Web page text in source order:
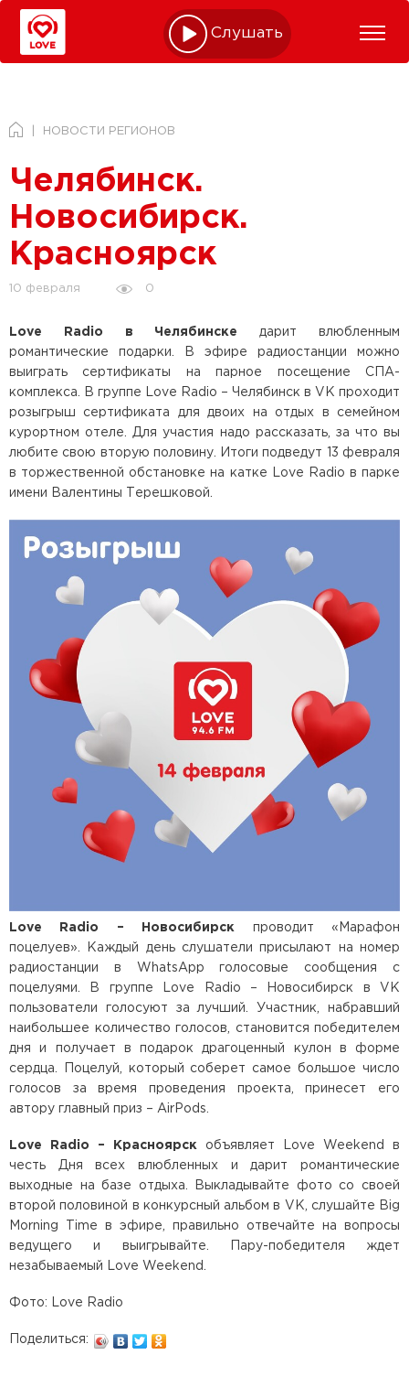
Слушать online
НОВОСТИ РЕГИОНОВ
Челябинск.
Новосибирск.
Красноярск
10 февраля 0
Love Radio в Челябинске
дарит влюбленным
романтические подарки. В эфире радиостанции можно
выиграть сертификаты на парное посещение СПА-
комплекса. В группе Love Radio – Челябинск в VK проходит
розыгрыш сертификата для двоих на отдых в семейном
курортном отеле. Для участия надо рассказать, за что вы
любите свою вторую половину. Итоги подведут 13 февраля
в торжественной обстановке на катке Love Radio в парке
имени Валентины Терешковой.
Love Radio – Новосибирск
проводит «Марафон
поцелуев». Каждый день слушатели присылают на номер
радиостанции в WhatsApp голосовые сообщения с
поцелуями. В группе Love Radio – Новосибирск в VK
пользователи голосуют за лучший. Участник, набравший
наибольшее количество голосов, становится победителем
дня и получает в подарок драгоценный кулон в форме
сердца. Поцелуй, который соберет самое большое число
голосов за время проведения проекта, принесет его
автору главный приз – AirPods.
Love Radio – Красноярск объявляет Love Weekend в
честь Дня всех влюбленных и дарит романтические
выходные на базе отдыха. Выкладывайте фото со своей
второй половиной в конкурсный альбом в VK, слушайте Big
Morning Time в эфире, правильно отвечайте на вопросы
ведущего и выигрывайте. Пару-победителя ждет
незабываемый Love Weekend.
Фото: Love Radio
Поделиться: